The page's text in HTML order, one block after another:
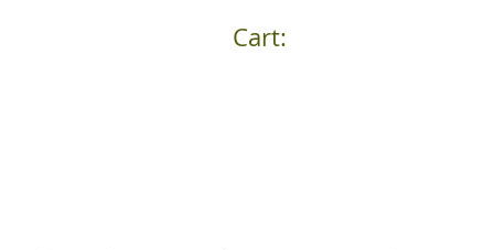
Cart: